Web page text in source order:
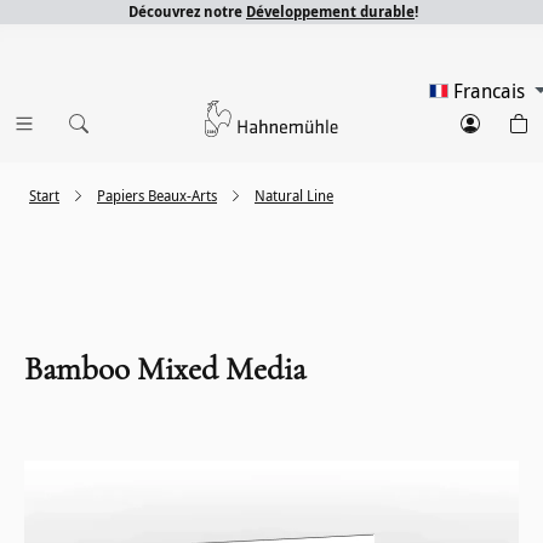
Découvrez notre Développement durable!
Francais
Natural Line
Papiers Beaux-Arts
Start
Bamboo Mixed Media